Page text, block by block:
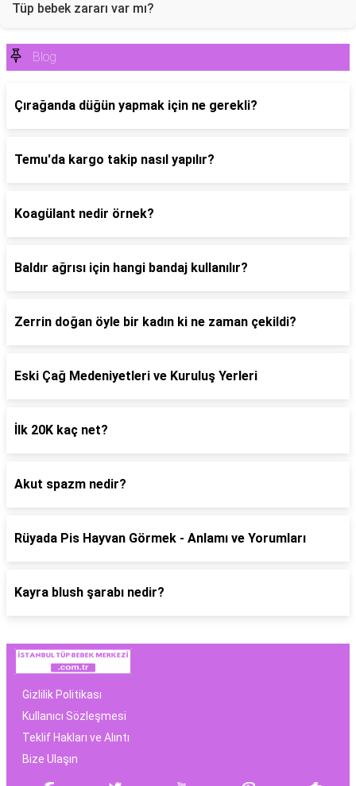
Tüp bebek zararı var mı?
Blog
Çırağanda düğün yapmak için ne gerekli?
Temu'da kargo takip nasıl yapılır?
Koagülant nedir örnek?
Baldır ağrısı için hangi bandaj kullanılır?
Zerrin doğan öyle bir kadın ki ne zaman çekildi?
Eski Çağ Medeniyetleri ve Kuruluş Yerleri
İlk 20K kaç net?
Akut spazm nedir?
Rüyada Pis Hayvan Görmek - Anlamı ve Yorumları
Kayra blush şarabı nedir?
Gizlilik Politikası
Kullanıcı Sözleşmesi
Teklif Hakları ve Alıntı
Bize Ulaşın